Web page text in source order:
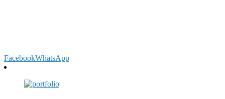
FacebookWhatsApp